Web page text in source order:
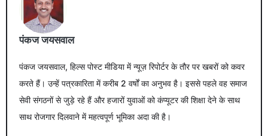
पंकज जयसवाल
पंकज जयसवाल, हिल्स पोस्ट मीडिया में न्यूज़ रिपोर्टर के तौर पर खबरों को कवर
करते हैं। उन्हें पत्रकारिता में करीब 2 वर्षों का अनुभव है। इससे पहले वह समाज
सेवी संगठनों से जुड़े रहे हैं और हजारों युवाओं को कंप्यूटर की शिक्षा देने के साथ
साथ रोजगार दिलवाने में महत्वपूर्ण भूमिका अदा की है।